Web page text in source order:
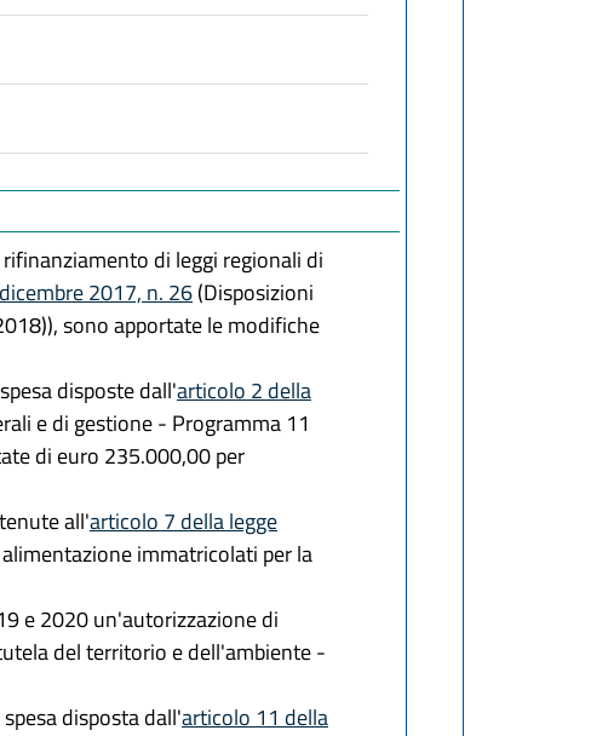
di leggi regionali di
2017, n. 26(Disposizioni
sono apportate le modifiche
disposte dall'articolo 2 della
e di gestione - Programma 11
di euro 235.000,00 per
all'articolo 7 della legge
immatricolati per la
e 2020 un'autorizzazione di
del territorio e dell'ambiente -
disposta dall'articolo 11 della